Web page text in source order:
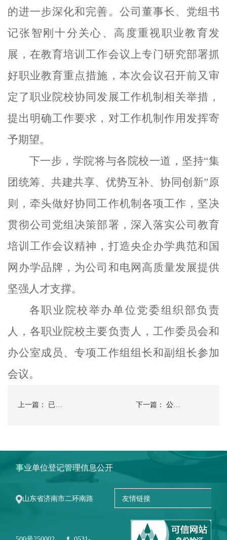
的进一步深化和完善。公司董事长、党组书
记张智刚十分关心、高度重视职业教育发
展，在教育培训工作会议上专门研究部署抓
好职业教育重点措施，本次会议召开前又审
定了职业院校协同发展工作机制相关举措，
提出明确工作要求，对工作机制作用发挥寄
予期望。
下一步，学院将与各院校一道，坚持“集
团统筹、共建共享、优势互补、协同创新”原
则，牵头做好协同工作机制各项工作，坚决
贯彻公司党组决策部署，深入落实公司教育
培训工作会议精神，打造央企办学典范和国
网办学品牌，为公司和电网高质量发展提供
坚强人才支撑。
各职业院校举办单位党委组织部负责
人，各职业院校主要负责人，工作委员会和
办公室成员、专项工作组组长和副组长参加
会议。
下一篇： 公司职业学校教育联盟筹备工作会议在学院召开
事业单位登记管理信息公开
山东省济南市二环南路